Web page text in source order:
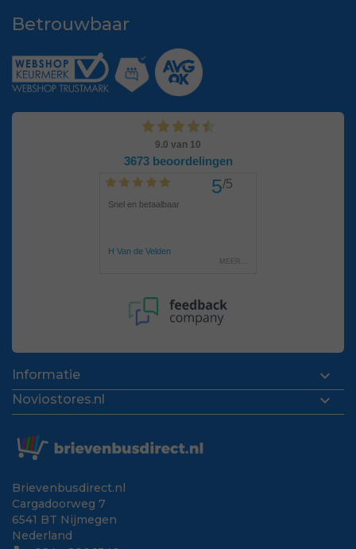
Betrouwbaar
Informatie 
Noviostores.nl 
Brievenbusdirect.nl
Cargadoorweg 7
6541 BT Nijmegen
Nederland